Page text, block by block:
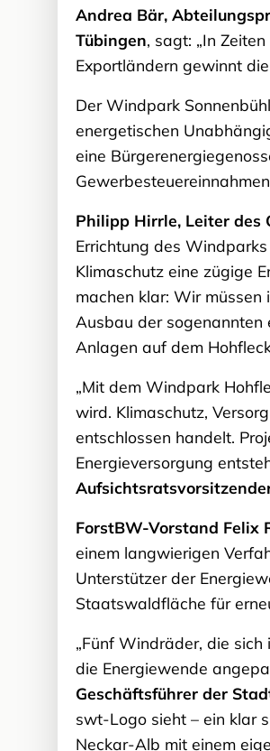
Andrea Bär,
Tübingen, sagt: „In
Exportländern gewinnt
Der Windpark
energetischen
eine
Philipp Hirrle, Leiter des
Errichtung des
Klimaschutz eine zügige
machen klar: Wir
Ausbau der sogenannten
Anlagen auf dem
„Mit dem Windpark
wird. Klimaschutz,
entschlossen handelt.
Energieversorgung
ForstBW-Vorstand Felix
einem langwierigen
Unterstützer der
Staatswaldfläche für
„Fünf Windräder, die
die Energiewende
Geschäftsführer der
swt-Logo sieht – ein klar
Neckar-Alb mit einem